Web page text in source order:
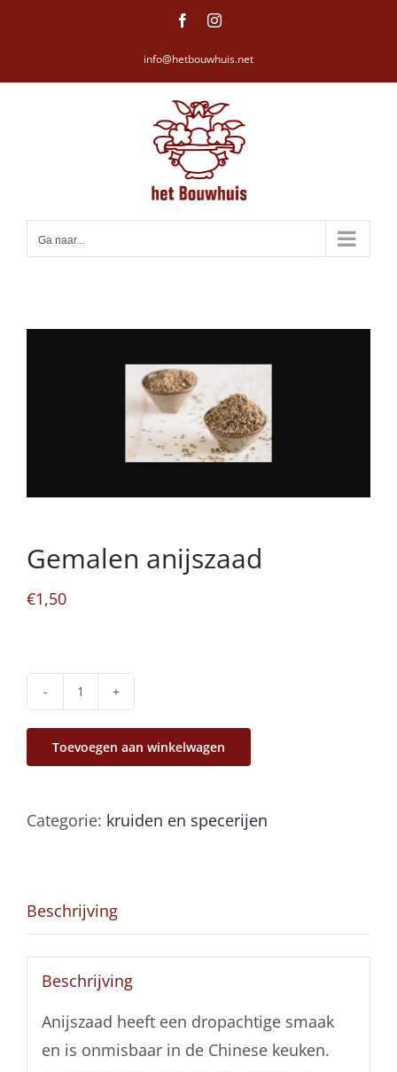
FacebookInstagram
info@hetbouwhuis.net
Ga naar...
Gemalen anijszaad
€1,50
Gemalen
anijszaad
aantal
Toevoegen aan winkelwagen
Categorie: kruiden en specerijen
Beschrijving
Beschrijving
Anijszaad heeft een dropachtige smaak
en is onmisbaar in de Chinese keuken.